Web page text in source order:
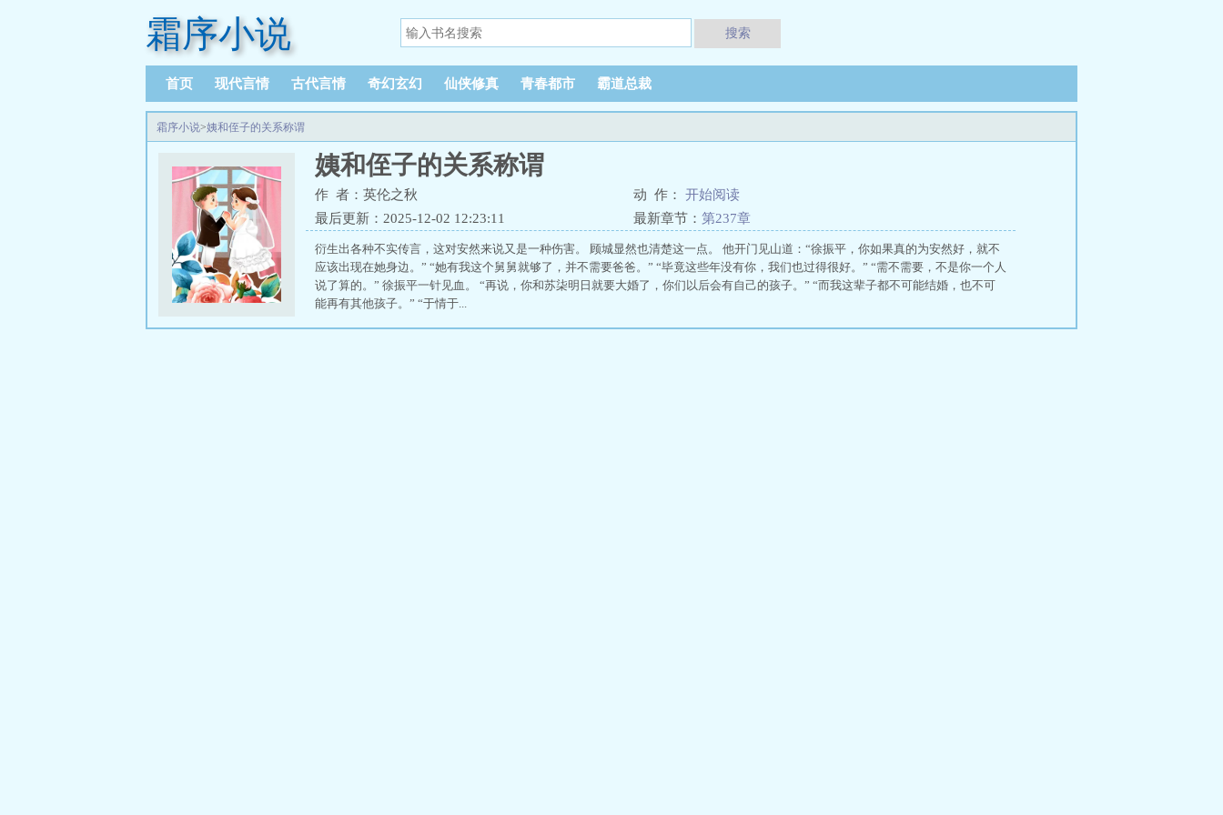
霜序小说 搜索
首页 现代言情 古代言情 奇幻玄幻 仙侠修真 青春都市 霸道总裁
霜序小说>姨和侄子的关系称谓
姨和侄子的关系称谓
作 者：英伦之秋 动 作： 开始阅读
最后更新：2025-12-02 12:23:11
最新章节： 第237章
衍生出各种不实传言，这对安然来说又是一种伤害。 顾城显然也清楚这一点。 他开门见山道：“徐振平，你如果真的为安然好，就不
应该出现在她身边。” “她有我这个舅舅就够了，并不需要爸爸。” “毕竟这些年没有你，我们也过得很好。” “需不需要，不是你一个人
说了算的。” 徐振平一针见血。 “再说，你和苏柒明日就要大婚了，你们以后会有自己的孩子。” “而我这辈子都不可能结婚，也不可
能再有其他孩子。” “于情于...